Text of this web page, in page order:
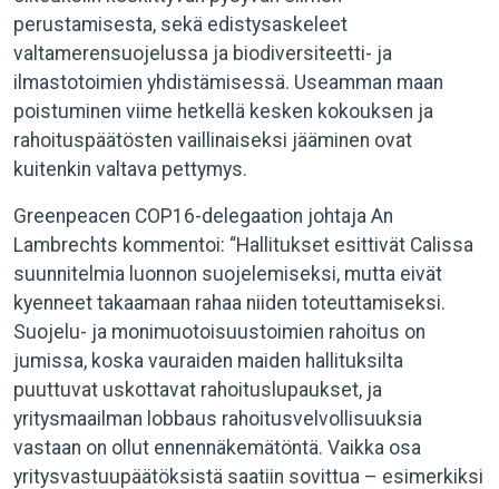
perustamisesta, sekä edistysaskeleet
valtamerensuojelussa ja biodiversiteetti- ja
ilmastotoimien yhdistämisessä. Useamman maan
poistuminen viime hetkellä kesken kokouksen ja
rahoituspäätösten vaillinaiseksi jääminen ovat
kuitenkin valtava pettymys.
Greenpeacen COP16-delegaation johtaja An
Lambrechts kommentoi: “Hallitukset esittivät Calissa
suunnitelmia luonnon suojelemiseksi, mutta eivät
kyenneet takaamaan rahaa niiden toteuttamiseksi.
Suojelu- ja monimuotoisuustoimien rahoitus on
jumissa, koska vauraiden maiden hallituksilta
puuttuvat uskottavat rahoituslupaukset, ja
yritysmaailman lobbaus rahoitusvelvollisuuksia
vastaan on ollut ennennäkemätöntä. Vaikka osa
yritysvastuupäätöksistä saatiin sovittua – esimerkiksi